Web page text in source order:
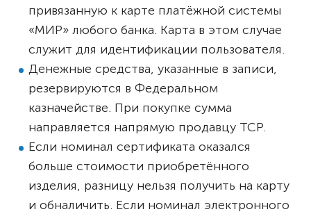
привязанную к карте платёжной системы
«МИР» любого банка. Карта в этом случае
служит для идентификации пользователя.
Денежные средства, указанные в записи,
резервируются в Федеральном
казначействе. При покупке сумма
направляется напрямую продавцу ТСР.
Если номинал сертификата оказался
больше стоимости приобретённого
изделия, разницу нельзя получить на карту
и обналичить. Если номинал электронного